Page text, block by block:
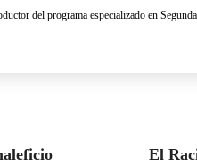
del programa especializado en
El